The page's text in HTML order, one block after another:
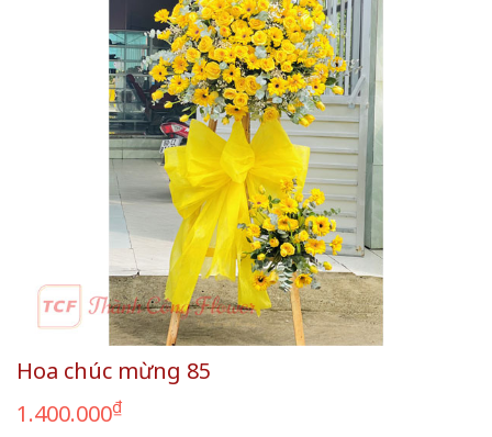
Hoa chúc mừng 85
1.400.000₫